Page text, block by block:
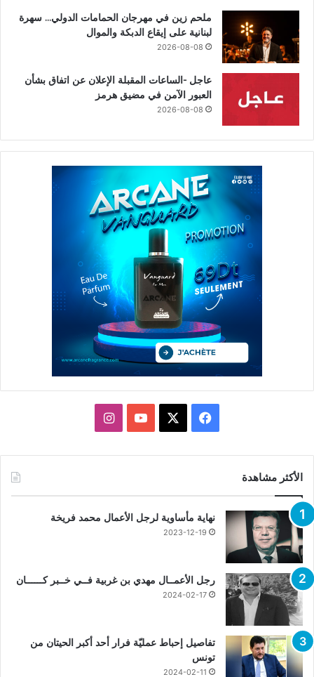
ملحم زين في مهرجان الحمامات الدولي… سهرة
لبنانية على إيقاع الدبكة والموال
2026-08-08
عاجل -الساعات المقبلة الإعلان عن اتفاق بشأن
العبور الآمن في مضيق هرمز
2026-08-08
فيسبوك يوتيوبانستقرام
الأكثر مشاهدة
نهاية مأساوية لرجل الأعمال محمد فريخة
2023-12-19
رجل الأعمــال مهدي بن غربية فــي خــبر كــــــان
2024-02-17
تفاصيل إحباط عمليّة فرار أحد أكبر الحيتان من
تونس
2024-02-11